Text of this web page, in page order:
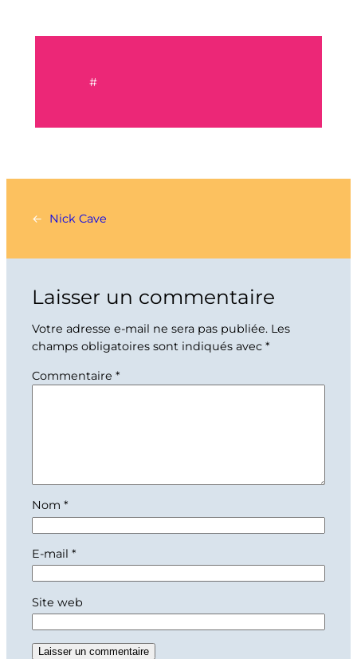
#
← Nick Cave
Laisser un commentaire
Votre adresse e-mail ne sera pas publiée. Les
champs obligatoires sont indiqués avec *
Commentaire *
Nom *
E-mail *
Site web